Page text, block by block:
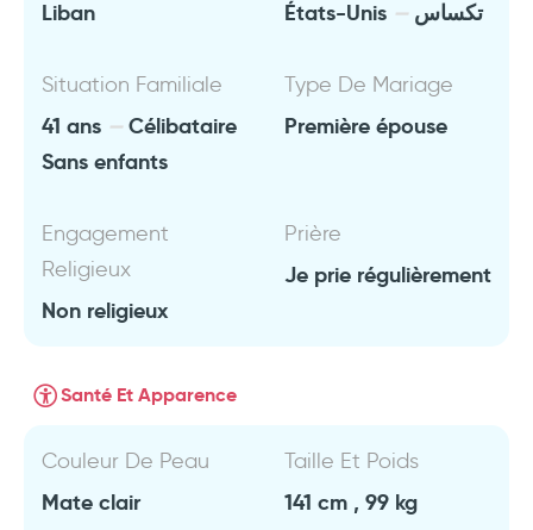
Liban États-Unis تكساس
Situation Familiale
41 ans
Célibataire
Sans enfants
Type De Mariage
Première épouse
Engagement
Religieux
Non religieux
Prière
Je prie régulièrement
Santé Et Apparence
Couleur De Peau
Mate clair
Taille Et Poids
141 cm , 99 kg